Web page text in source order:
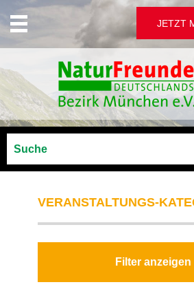
JETZT
VERANSTALTUNGS-
Filter anzeigen